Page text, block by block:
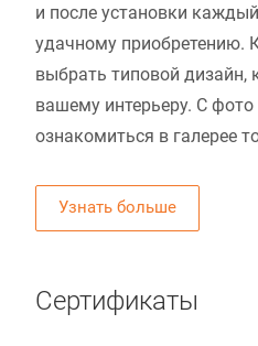
и после установки
удачному приобретению.
выбрать типовой дизайн,
вашему интерьеру. С
ознакомиться в галерее
Узнать больше
Сертификаты